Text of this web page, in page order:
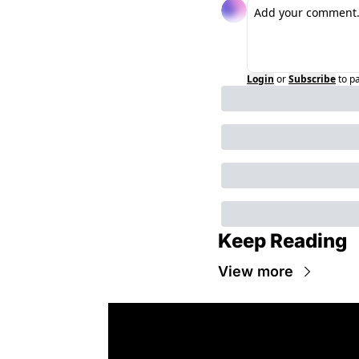
Login orSubscribeto
Keep Reading
View more